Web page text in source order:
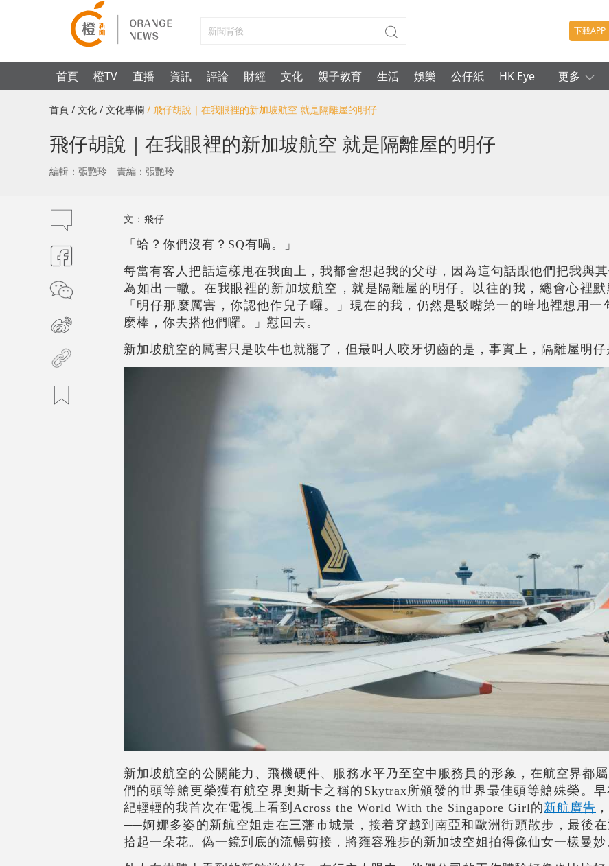
下載APP
首頁 橙TV 直播 資訊 評論 財經 文化 親子教育 生活 娛樂 公仔紙 HK Eye 更多
首頁 / 文化 / 文化專欄 / 飛仔胡說｜在我眼裡的新加坡航空 就是隔離屋的明仔
飛仔胡說｜在我眼裡的新加坡航空 就是隔離屋的明仔
編輯：張艷玲 責編：張艷玲
文：飛仔
「蛤？你們沒有？SQ有喎。」
每當有客人把話這樣甩在我面上，我都會想起我的父母，因為這句話跟他們把我與
為如出一轍。在我眼裡的新加坡航空，就是隔離屋的明仔。以往的我，總會心裡默
「明仔那麼厲害，你認他作兒子囉。」現在的我，仍然是駁嘴第一的暗地裡想用一
麼棒，你去搭他們囉。」懟回去。
新加坡航空的厲害只是吹牛也就罷了，但最叫人咬牙切齒的是，事實上，隔離屋明仔
新加坡航空的公關能力、飛機硬件、服務水平乃至空中服務員的形象，在航空界都
們的頭等艙更榮獲有航空界奧斯卡之稱的Skytrax所頒發的世界最佳頭等艙殊榮。
紀輕輕的我首次在電視上看到Across the World With the Singapore Girl的新航廣告
──婀娜多姿的新航空姐走在三藩市城景，接着穿越到南亞和歐洲街頭散步，最後
拾起一朵花。偽一鏡到底的流暢剪接，將雍容雅步的新加坡空姐拍得像仙女一樣曼妙